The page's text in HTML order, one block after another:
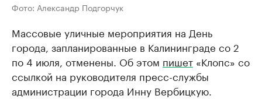
Фото: Александр Подгорчук
Массовые уличные мероприятия на День
города, запланированные в Калининграде со 2
по 4 июля, отменены. Об этом пишет «Клопс» со
ссылкой на руководителя пресс-службы
администрации города Инну Вербицкую.